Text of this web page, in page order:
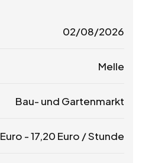
02/08/2026
Melle
Bau- und Gartenmarkt
Euro -17,20 Euro / Stunde